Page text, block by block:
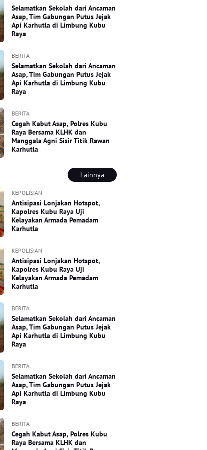
Selamatkan Sekolah dari Ancaman
Asap, Tim Gabungan Putus Jejak
Api Karhutla di Limbung Kubu
Raya
BERITA
Selamatkan Sekolah dari Ancaman
Asap, Tim Gabungan Putus Jejak
Api Karhutla di Limbung Kubu
Raya
BERITA
Cegah Kabut Asap, Polres Kubu
Raya Bersama KLHK dan
Manggala Agni Sisir Titik Rawan
Karhutla
Lainnya
KEPOLISIAN
Antisipasi Lonjakan Hotspot,
Kapolres Kubu Raya Uji
Kelayakan Armada Pemadam
Karhutla
KEPOLISIAN
Antisipasi Lonjakan Hotspot,
Kapolres Kubu Raya Uji
Kelayakan Armada Pemadam
Karhutla
BERITA
Selamatkan Sekolah dari Ancaman
Asap, Tim Gabungan Putus Jejak
Api Karhutla di Limbung Kubu
Raya
BERITA
Selamatkan Sekolah dari Ancaman
Asap, Tim Gabungan Putus Jejak
Api Karhutla di Limbung Kubu
Raya
BERITA
Cegah Kabut Asap, Polres Kubu
Raya Bersama KLHK dan